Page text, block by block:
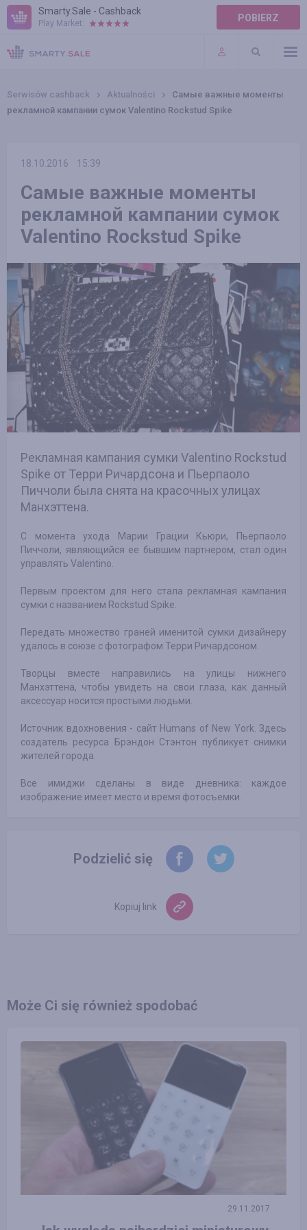
Smarty.Sale - Cashback
Play Market: POBIERZ
POMOC
WARUNKI
Serwisów cashback Aktualności
Самые важные моменты
рекламной кампании сумок Valentino Rockstud Spike
18.10.2016 15:39
Самые важные моменты
рекламной кампании сумок
Valentino Rockstud Spike
Рекламная кампания сумки Valentino Rockstud
Spike от Терри Ричардсона и Пьерпаоло
Пиччоли была снята на красочных улицах
Манхэттена.
С момента ухода Марии Грации Кьюри, Пьерпаоло
Пиччоли, являющийся ее бывшим партнером, стал один
управлять Valentino.
Первым проектом для него стала рекламная кампания
сумки с названием Rockstud Spike.
Передать множество граней именитой сумки дизайнеру
удалось в союзе с фотографом Терри Ричардсоном.
Творцы вместе направились на улицы нижнего
Манхэттена, чтобы увидеть на свои глаза, как данный
аксессуар носится простыми людьми.
Источник вдохновения - сайт Humans of New York. Здесь
создатель ресурса Брэндон Стэнтон публикует снимки
жителей города.
Все имиджи сделаны в виде дневника: каждое
изображение имеет место и время фотосъемки.
Podzielić się
Kopiuj link
Może Ci się również spodobać
29.11.2017